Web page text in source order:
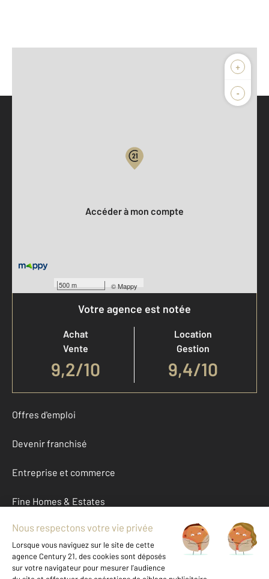
+
-
500 m ©Mappy
Accéder à mon compte
Votre agence est notée
Achat
Vente
9,2/10
Location
Gestion
9,4/10
Offres d'emploi
Devenir franchisé
Entreprise et commerce
Fine Homes & Estates
À propos
International